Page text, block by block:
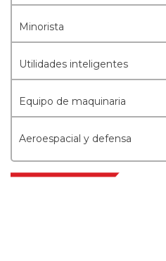
Minorista
Utilidades inteligentes
Equipo de maquinaria
Aeroespacial y defensa